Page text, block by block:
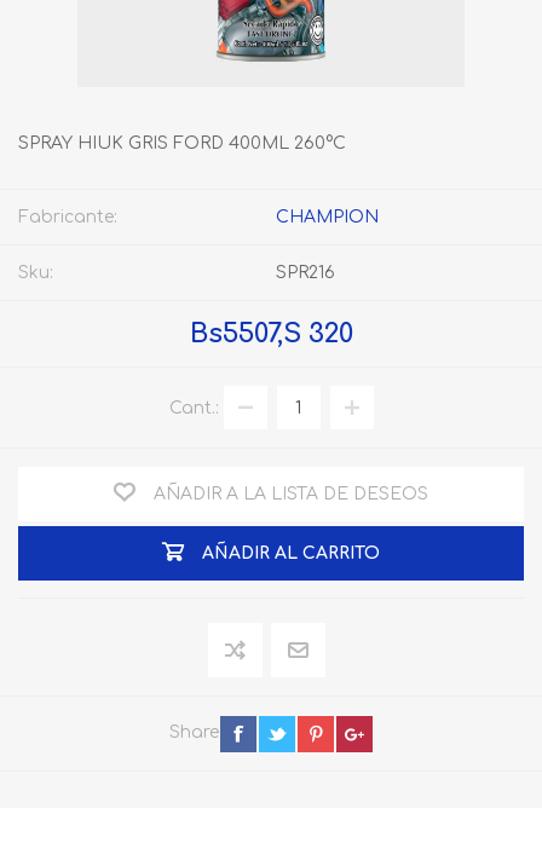
SPRAY HIUK GRIS FORD 400ML 260°C
Fabricante: CHAMPION
Sku: SPR216
Bs5507,S 320
Cant.:
AÑADIR A LA LISTA DE DESEOS
AÑADIR AL CARRITO
Share